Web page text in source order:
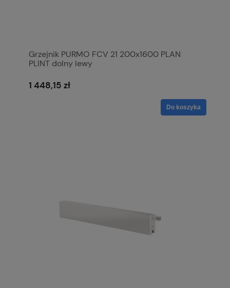
Grzejnik PURMO FCV 21 200x1600 PLAN
PLINT dolny lewy
1 448,15 zł
Do koszyka